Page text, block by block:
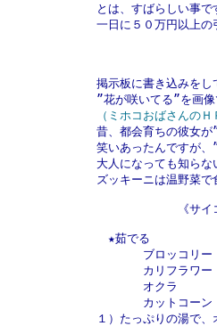
とは、すばらしい事で
一日に５０万円以上
土曜
掲示板に書き込みを
（ミホコおばさんのＨ
昔、都会育ちの彼女
笑いあったんですが
大人になっても知らな
ズッキーニは温野菜で
《サイコロステ
★茹でる　　　　　
ブロッコリー　　
カリフラワー　　
オクラ　　　　　
カットコーン　　
１）たっぷりの湯で